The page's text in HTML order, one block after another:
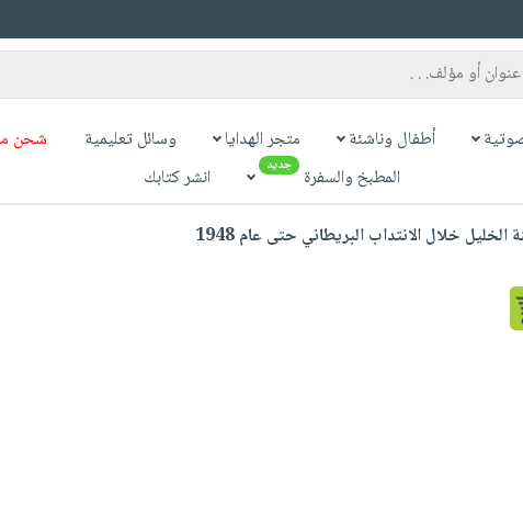
أطفال وناشئة متجر الهدايا وسائل تعليمية شحن
المطبخ والسفرة جديد
انشر كتابك
خلال الانتداب البريطاني حتى عام 1948